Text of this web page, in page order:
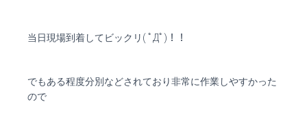
当日現場到着してビックリ( ﾟДﾟ)！！
でもある程度分別などされており非常に作業しやすかった
ので